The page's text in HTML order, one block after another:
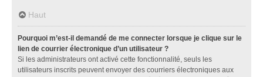
Haut
Pourquoi m’est-il demandé de me connecter lorsque je clique sur le
lien de courrier électronique d’un utilisateur ?
Si les administrateurs ont activé cette fonctionnalité, seuls les
utilisateurs inscrits peuvent envoyer des courriers électroniques aux